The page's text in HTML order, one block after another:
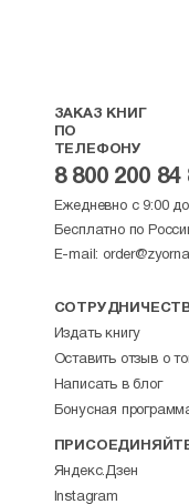
ЗАКАЗ КНИГ
ПО
ТЕЛЕФОНУ
8 800 200 84
Ежедневно с 9:00
Бесплатно по
E-mail:
Издать книгу
Оставить отзыв о
Написать в блог
Бонусная
Яндекс.Дзен
Instagram